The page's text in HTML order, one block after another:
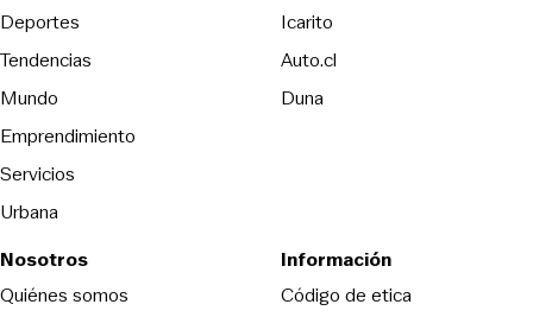
Deportes
Tendencias
Mundo
Emprendimiento
Servicios
Urbana
Icarito
Auto.cl
DunaOpens in new window
Nosotros
Quiénes somos
Información
Código de eticaOpens in new